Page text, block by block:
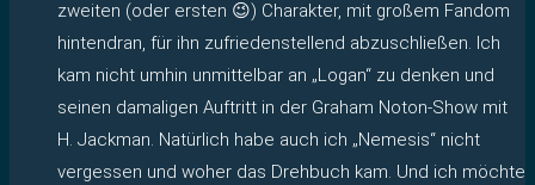
zweiten (oder ersten 😉) Charakter, mit großem Fandom
hintendran, für ihn zufriedenstellend abzuschließen. Ich
kam nicht umhin unmittelbar an „Logan“ zu denken und
seinen damaligen Auftritt in der Graham Noton-Show mit
H. Jackman. Natürlich habe auch ich „Nemesis“ nicht
vergessen und woher das Drehbuch kam. Und ich möchte